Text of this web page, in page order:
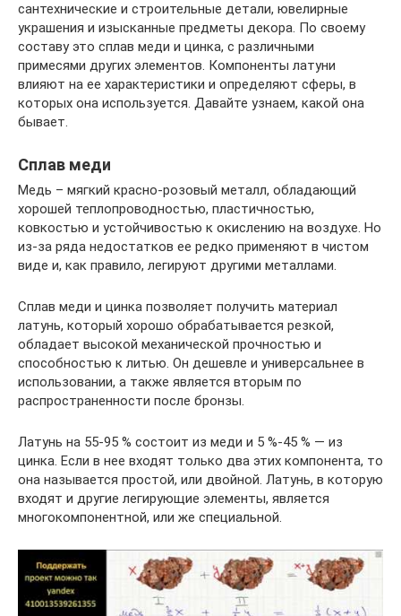
сантехнические и строительные детали, ювелирные
украшения и изысканные предметы декора. По своему
составу это сплав меди и цинка, с различными
примесями других элементов. Компоненты латуни
влияют на ее характеристики и определяют сферы, в
которых она используется. Давайте узнаем, какой она
бывает.
Сплав меди
Медь – мягкий красно-розовый металл, обладающий
хорошей теплопроводностью, пластичностью,
ковкостью и устойчивостью к окислению на воздухе. Но
из-за ряда недостатков ее редко применяют в чистом
виде и, как правило, легируют другими металлами.
Сплав меди и цинка позволяет получить материал
латунь, который хорошо обрабатывается резкой,
обладает высокой механической прочностью и
способностью к литью. Он дешевле и универсальнее в
использовании, а также является вторым по
распространенности после бронзы.
Латунь на 55-95 % состоит из меди и 5 %-45 % — из
цинка. Если в нее входят только два этих компонента, то
она называется простой, или двойной. Латунь, в которую
входят и другие легирующие элементы, является
многокомпонентной, или же специальной.